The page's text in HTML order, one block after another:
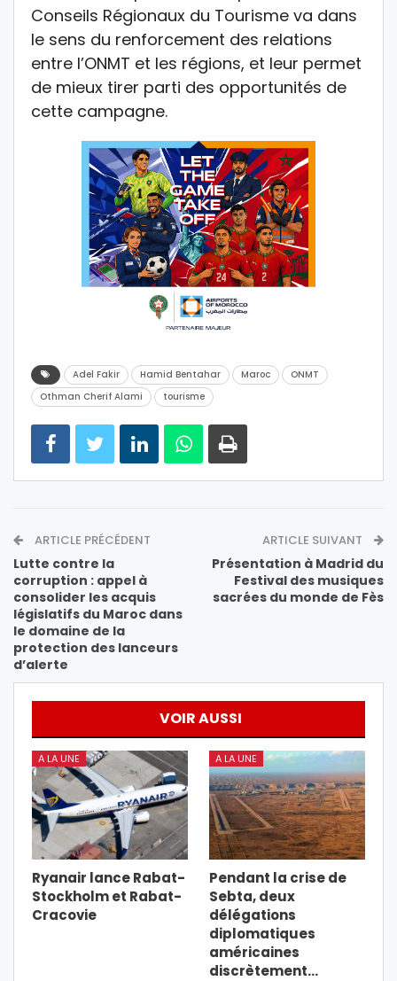
Conseils Régionaux du Tourisme va dans
le sens du renforcement des relations
entre l’ONMT et les régions, et leur permet
de mieux tirer parti des opportunités de
cette campagne.
Adel Fakir Hamid Bentahar Maroc
ONMT
Othman Cherif Alami
tourisme
ARTICLE PRÉCÉDENT
Lutte contre la
corruption : appel à
consolider les acquis
législatifs du Maroc dans
le domaine de la
protection des lanceurs
d’alerte
ARTICLE SUIVANT
Présentation à Madrid du
Festival des musiques
sacrées du monde de Fès
VOIR AUSSI
A LA UNE
Ryanair lance Rabat-
Stockholm et Rabat-
Cracovie
A LA UNE
Pendant la crise de
Sebta, deux
délégations
diplomatiques
américaines
discrètement…